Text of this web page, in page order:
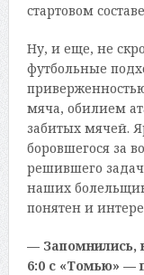
стартовом
Ну, и еще, не
футбольные
мяча, обилием
забитых мячей.
боровшегося за
решившего
наших
понятен и
— Запомнились,
6:0 с «Томью» —